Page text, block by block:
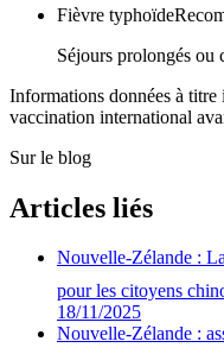
Fièvre typhoïde
Séjours prolongés ou
Informations données à
vaccination international
Sur le blog
Articles liés
Nouvelle-Zélande :
pour les citoyens
18/11/2025
Nouvelle-Zélande :